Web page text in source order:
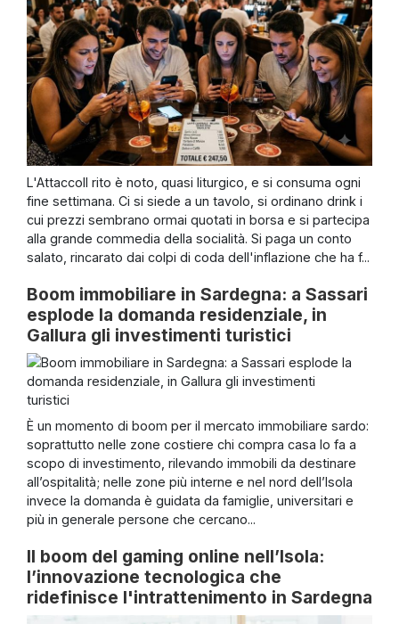
L'AttaccoIl rito è noto, quasi liturgico, e si consuma ogni
fine settimana. Ci si siede a un tavolo, si ordinano drink i
cui prezzi sembrano ormai quotati in borsa e si partecipa
alla grande commedia della socialità. Si paga un conto
salato, rincarato dai colpi di coda dell'inflazione che ha f...
Boom immobiliare in Sardegna: a Sassari
esplode la domanda residenziale, in
Gallura gli investimenti turistici
È un momento di boom per il mercato immobiliare sardo:
soprattutto nelle zone costiere chi compra casa lo fa a
scopo di investimento, rilevando immobili da destinare
all’ospitalità; nelle zone più interne e nel nord dell’Isola
invece la domanda è guidata da famiglie, universitari e
più in generale persone che cercano...
Il boom del gaming online nell’Isola:
l’innovazione tecnologica che
ridefinisce l'intrattenimento in Sardegna